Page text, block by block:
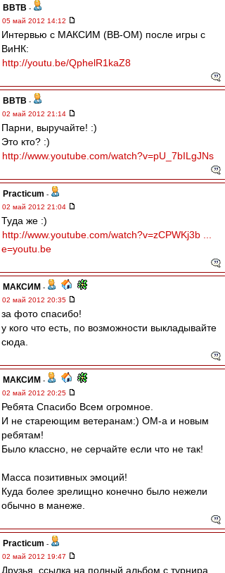
ВВТВ -
05 май 2012 14:12
Интервью с МАКСИМ (ВВ-ОМ) после игры с
ВиНК:
http://youtu.be/QphelR1kaZ8
ВВТВ -
02 май 2012 21:14
Парни, выручайте! :)
Это кто? :)
http://www.youtube.com/watch?v=pU_7bILgJNs
Practicum -
02 май 2012 21:04
Туда же :)
http://www.youtube.com/watch?v=zCPWKj3b ...
e=youtu.be
МАКСИМ -
02 май 2012 20:35
за фото спасибо!
у кого что есть, по возможности выкладывайте
сюда.
МАКСИМ -
02 май 2012 20:25
Ребята Спасибо Всем огромное.
И не стареющим ветеранам:) ОМ-а и новым
ребятам!
Было классно, не серчайте если что не так!
Масса позитивных эмоций!
Куда более зрелищно конечно было нежели
обычно в манеже.
Practicum -
02 май 2012 19:47
Друзья, ссылка на полный альбом с турнира